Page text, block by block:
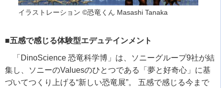
イラストレーション ©恐竜くん Masashi Tanaka
■五感で感じる体験型エデュテインメント
「 DinoScience 恐竜科学博」は、ソニーグループ9社が結
集し、ソニーのValuesのひとつである「夢と好奇心」に基
づいてつくり上げる“新しい恐竜展”。 五感で感じる今まで